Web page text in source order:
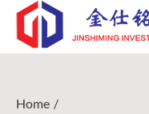
Skip
content
Home